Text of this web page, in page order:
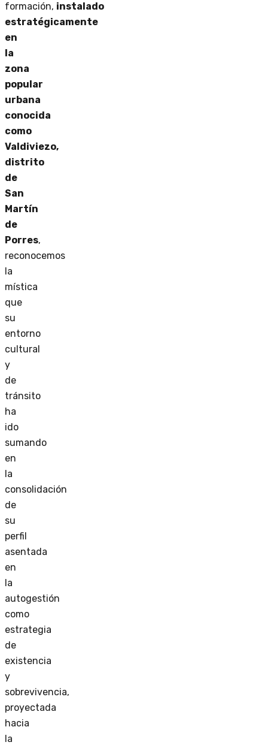
formación, instalado
estratégicamente
en
la
zona
popular
urbana
conocida
como
Valdiviezo,
distrito
de
San
Martín
de
Porres,
reconocemos
la
mística
que
su
entorno
cultural
y
de
tránsito
ha
ido
sumando
en
la
consolidación
de
su
perfil
asentada
en
la
autogestión
como
estrategia
de
existencia
y
sobrevivencia,
proyectada
hacia
la